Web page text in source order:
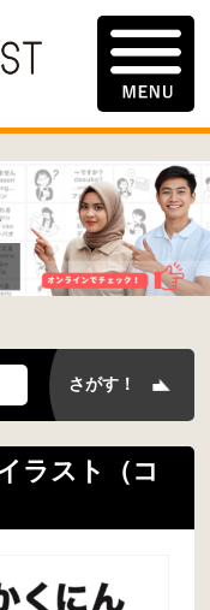
ラスト（コ